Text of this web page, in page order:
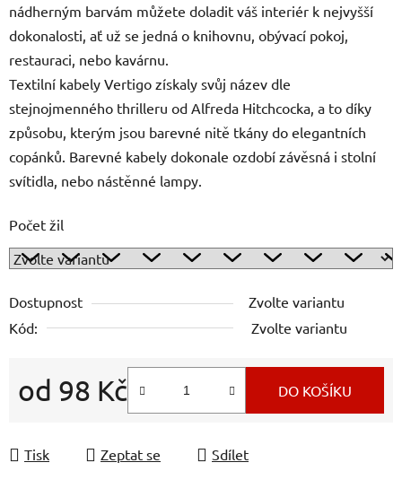
nádherným barvám můžete doladit váš interiér k nejvyšší
dokonalosti, ať už se jedná o knihovnu, obývací pokoj,
restauraci, nebo kavárnu.
Textilní kabely Vertigo získaly svůj název dle
stejnojmenného thrilleru od Alfreda Hitchcocka, a to díky
způsobu, kterým jsou barevné nitě tkány do elegantních
copánků. Barevné kabely dokonale ozdobí závěsná i stolní
svítidla, nebo nástěnné lampy.
Počet žil
Dostupnost
Zvolte variantu
Kód:
Zvolte variantu
od 98 Kč DO KOŠÍKU
Tisk Zeptat se Sdílet